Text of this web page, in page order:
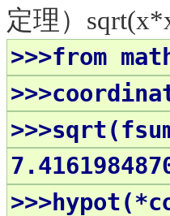
定理）
>>>from